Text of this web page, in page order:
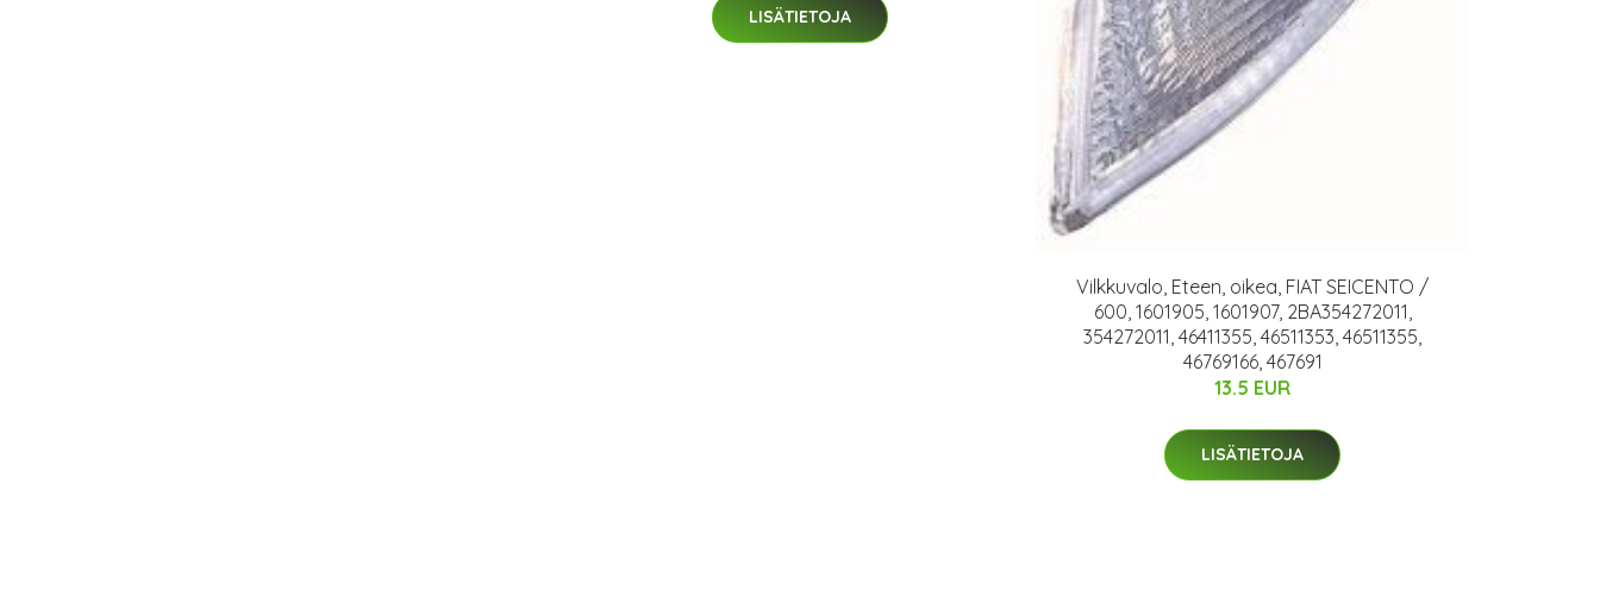
LISÄTIETOJA
Vilkkuvalo, Eteen, oikea, FIAT SEICENTO /
600, 1601905, 1601907, 2BA354272011,
354272011, 46411355, 46511353, 46511355,
46769166, 467691
13.5 EUR
LISÄTIETOJA